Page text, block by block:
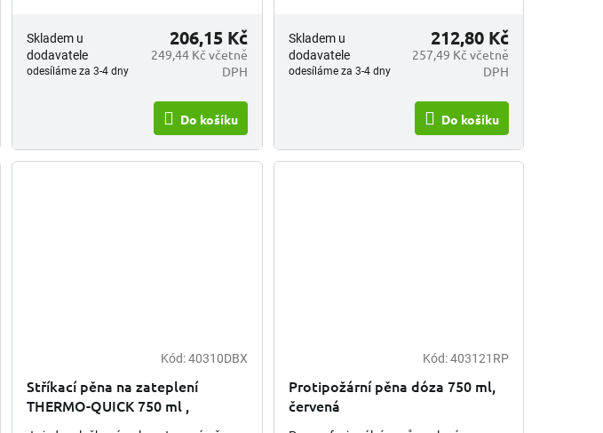
Skladem u
dodavatele
odesíláme za 3-4 dny
249,44 Kč včetně
DPH
206,15 Kč
Do košíku
Skladem u
dodavatele
odesíláme za 3-4 dny
257,49 Kč včetně
DPH
212,80 Kč
Do košíku
Kód:40310DBX
Stříkací pěna na zateplení
THERMO-QUICK 750 ml ,
Kód:403121RP
Protipožární pěna dóza 750 ml,
červená